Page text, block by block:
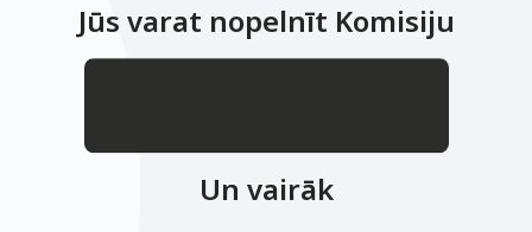
Jūs varat nopelnīt Komisiju
.
Un vairāk